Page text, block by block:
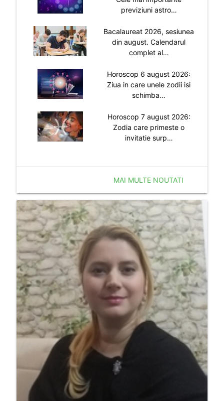
previziuni astro…
Bacalaureat 2026, sesiunea
din august. Calendarul
complet al…
Horoscop 6 august 2026:
Ziua in care unele zodii isi
schimba…
Horoscop 7 august 2026:
Zodia care primeste o
invitatie surp…
MAI MULTE NOUTATI